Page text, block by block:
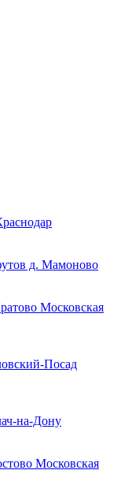
д. Мамоново
Московская
Посад
на-Дону
Московская